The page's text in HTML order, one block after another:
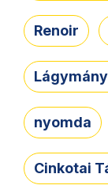
Renoir
nyomda
Cinkotai